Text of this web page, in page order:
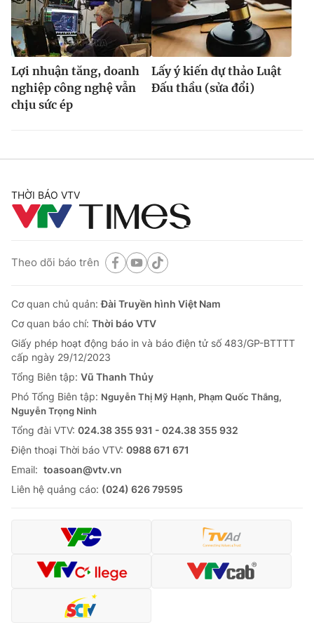
Lợi nhuận tăng, doanh
nghiệp công nghệ vẫn
chịu sức ép
Lấy ý kiến dự thảo Luật
Đấu thầu (sửa đổi)
THỜI BÁO VTV
Theo dõi báo trên
Cơ quan chủ quản:Đài Truyền hình Việt Nam
Cơ quan báo chí: Thời báo VTV
Giấy phép hoạt động báo in và báo điện tử số 483/GP-BTTTT
cấp ngày 29/12/2023
Tổng Biên tập: Vũ Thanh Thủy
Phó Tổng Biên tập: Nguyễn Thị Mỹ Hạnh, Phạm Quốc Thắng,
Nguyễn Trọng Ninh
Tổng đài VTV: 024.38 355 931 - 024.38 355 932
Ðiện thoại Thời báo VTV: 0988 671 671
Email: toasoan@vtv.vn
Liên hệ quảng cáo: (024) 626 79595